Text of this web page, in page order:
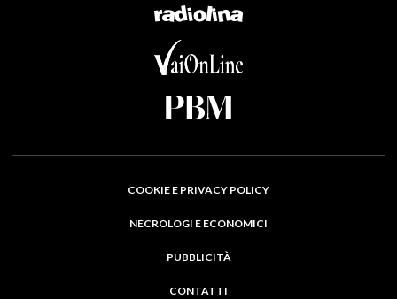
COOKIE E PRIVACY POLICY
NECROLOGI E ECONOMICI
PUBBLICITÀ
CONTATTI